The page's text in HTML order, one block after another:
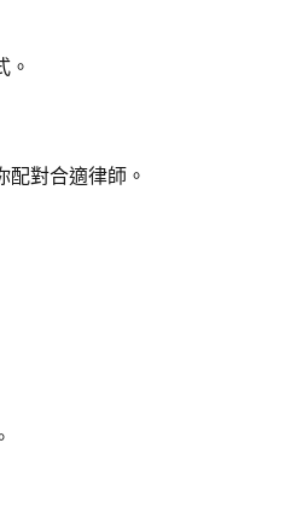
。
配對合適律師。